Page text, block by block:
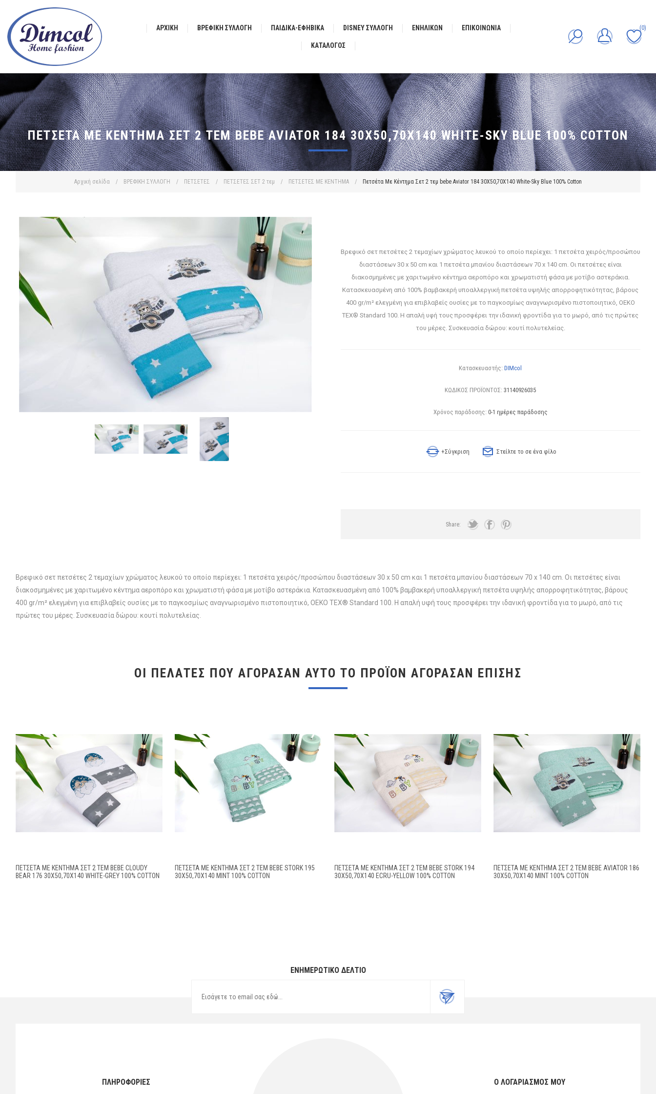
ΑΡΧΙΚΉ ΒΡΕΦΙΚΗ ΣΥΛΛΟΓΗ ΠΑΙΔΙΚΑ-ΕΦΗΒΙΚΑ DISNEY ΣΥΛΛΟΓΗ ΕΝΗΛΙΚΩΝ ΕΠΙΚΟΙΝΩΝΊΑ
ΚΑΤΆΛΟΓΟΣ
(0)
Αρχική σελίδα / ΒΡΕΦΙΚΗ ΣΥΛΛΟΓΗ / ΠΕΤΣΕΤΕΣ / ΠΕΤΣΕΤΕΣ ΣΕΤ 2 τεμ / ΠΕΤΣΕΤΕΣ ΜΕ ΚΕΝΤΗΜΑ / Πετσέτα Με Κέντημα Σετ 2 τεμ bebe Aviator 184 30X50,70X140 White-Sky Blue 100% Cotton
ΠΕΤΣΈΤΑ ΜΕ ΚΈΝΤΗΜΑ ΣΕΤ 2 ΤΕΜ BEBE AVIATOR 184 30X50,70X140 WHITE-SKY BLUE 100% COTTON
Βρεφικό σετ πετσέτες 2 τεμαχίων χρώματος λευκού το οποίο περίεχει: 1 πετσέτα χειρός/προσώπου
διαστάσεων 30 x 50 cm και 1 πετσέτα μπανίου διαστάσεων 70 x 140 cm. Οι πετσέτες είναι
διακοσμημένες με χαριτωμένο κέντημα αεροπόρο και χρωματιστή φάσα με μοτίβο αστεράκια.
Κατασκευασμένη από 100% βαμβακερή υποαλλεργική πετσέτα υψηλής απορροφητικότητας, βάρους
400 gr/m² ελεγμένη για επιβλαβείς ουσίες με το παγκοσμίως αναγνωρισμένο πιστοποιητικό, OEKO
TEX® Standard 100. Η απαλή υφή τους προσφέρει την ιδανική φροντίδα για το μωρό, από τις πρώτες
του μέρες. Συσκευασία δώρου: κουτί πολυτελείας.
Κατασκευαστής: DIMcol
ΚΩΔΙΚΟΣ ΠΡΟΪΟΝΤΟΣ: 31140926035
Χρόνος παράδοσης: 0-1 ημέρες παράδοσης
+Σύγκριση Στείλτε το σε ένα φίλο
Share:
Βρεφικό σετ πετσέτες 2 τεμαχίων χρώματος λευκού το οποίο περίεχει: 1 πετσέτα χειρός/προσώπου διαστάσεων 30 x 50 cm και 1 πετσέτα μπανίου διαστάσεων 70 x 140 cm. Οι πετσέτες είναι
διακοσμημένες με χαριτωμένο κέντημα αεροπόρο και χρωματιστή φάσα με μοτίβο αστεράκια. Κατασκευασμένη από 100% βαμβακερή υποαλλεργική πετσέτα υψηλής απορροφητικότητας, βάρους
400 gr/m² ελεγμένη για επιβλαβείς ουσίες με το παγκοσμίως αναγνωρισμένο πιστοποιητικό, OEKO TEX® Standard 100. Η απαλή υφή τους προσφέρει την ιδανική φροντίδα για το μωρό, από τις
πρώτες του μέρες. Συσκευασία δώρου: κουτί πολυτελείας.
ΟΙ ΠΕΛΆΤΕΣ ΠΟΥ ΑΓΌΡΑΣΑΝ ΑΥΤΌ ΤΟ ΠΡΟΪΌΝ ΑΓΌΡΑΣΑΝ ΕΠΊΣΗΣ
ΠΕΤΣΈΤΑ ΜΕ ΚΈΝΤΗΜΑ ΣΕΤ 2 ΤΕΜ BEBE CLOUDY
BEAR 176 30X50,70X140 WHITE-GREY 100% COTTON
ΠΕΤΣΈΤΑ ΜΕ ΚΈΝΤΗΜΑ ΣΕΤ 2 ΤΕΜ BEBE STORK 195
30X50,70X140 MINT 100% COTTON
ΠΕΤΣΈΤΑ ΜΕ ΚΈΝΤΗΜΑ ΣΕΤ 2 ΤΕΜ BEBE STORK 194
30X50,70X140 ECRU-YELLOW 100% COTTON
ΠΕΤΣΈΤΑ ΜΕ ΚΈΝΤΗΜΑ ΣΕΤ 2 ΤΕΜ BEBE AVIATOR 186
30X50,70X140 MINT 100% COTTON
ΕΝΗΜΕΡΩΤΙΚΌ ΔΕΛΤΊΟ
ΠΛΗΡΟΦΟΡΙΕΣ Ο ΛΟΓΑΡΙΑΣΜΌΣ ΜΟΥ